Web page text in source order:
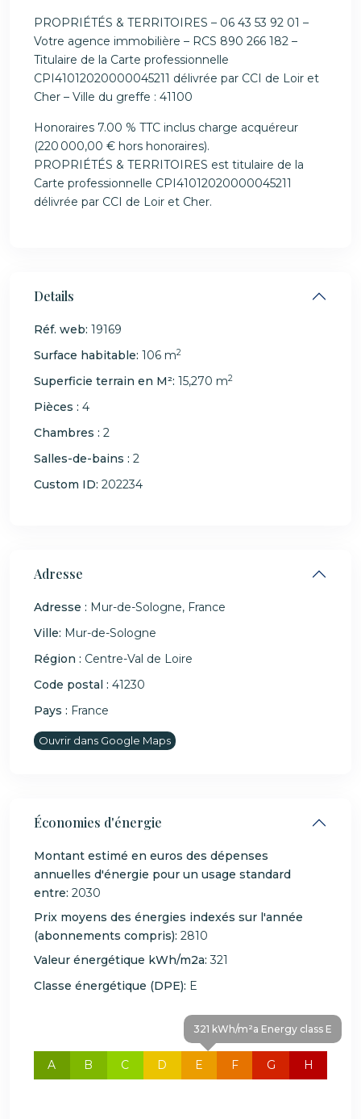
PROPRIÉTÉS & TERRITOIRES – 06 43 53 92 01 –
Votre agence immobilière – RCS 890 266 182 –
Titulaire de la Carte professionnelle
CPI41012020000045211 délivrée par CCI de Loir et
Cher – Ville du greffe : 41100
Honoraires 7.00 % TTC inclus charge acquéreur
(220 000,00 € hors honoraires).
PROPRIÉTÉS & TERRITOIRES est titulaire de la
Carte professionnelle CPI41012020000045211
délivrée par CCI de Loir et Cher.
Details
Réf. web: 19169
Surface habitable: 106 m2
Superficie terrain en M²: 15,270 m2
Pièces : 4
Chambres : 2
Salles-de-bains : 2
Custom ID: 202234
Adresse
Adresse : Mur-de-Sologne, France
Ville: Mur-de-Sologne
Région : Centre-Val de Loire
Code postal : 41230
Pays : France
Ouvrir dans Google Maps
Économies d'énergie
Montant estimé en euros des dépenses
annuelles d'énergie pour un usage standard
entre: 2030
Prix moyens des énergies indexés sur l'année
(abonnements compris): 2810
Valeur énergétique kWh/m2a: 321
Classe énergétique (DPE): E
A B C D
321 kWh/m²a Energy class E
E F G H